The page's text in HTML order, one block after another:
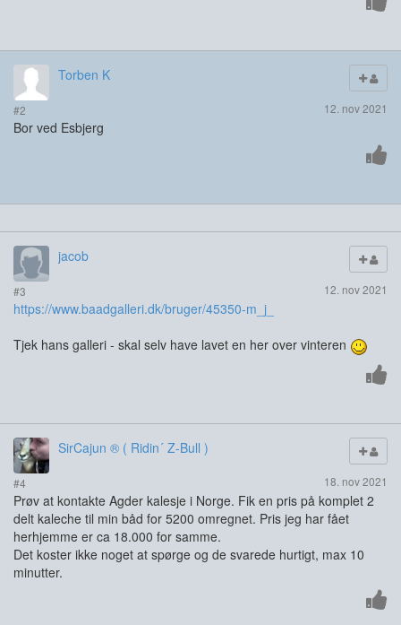
Torben K
#2 12. nov 2021
Bor ved Esbjerg
jacob
#3 12. nov 2021
https://www.baadgalleri.dk/bruger/45350-m_j_
Tjek hans galleri - skal selv have lavet en her over vinteren
SirCajun ® ( Ridin´ Z-Bull )
#4 18. nov 2021
Prøv at kontakte Agder kalesje i Norge. Fik en pris på komplet 2
delt kaleche til min båd for 5200 omregnet. Pris jeg har fået
herhjemme er ca 18.000 for samme.
Det koster ikke noget at spørge og de svarede hurtigt, max 10
minutter.